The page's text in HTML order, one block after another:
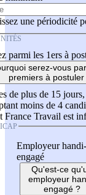
une périodicité
parmi les 1ers à
serez-vous
premiers à postuler
de plus de 15 jours,
moins de 4
France Travail est
Employeur handi-
engagé
Qu'est-ce
employeur
engagé ?